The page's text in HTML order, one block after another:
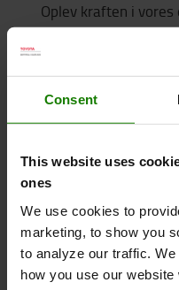
Consent
This website uses
ones
We use cookies to
marketing, to show you
to analyze our traffic.
how you use our
Oplev kraften i
ion-batterier, der er
batterirum, og som
i gang gennem flere
til en rimelig pris.
Designet til føreren
Vores Traigo_i-
som giver et
benplads og